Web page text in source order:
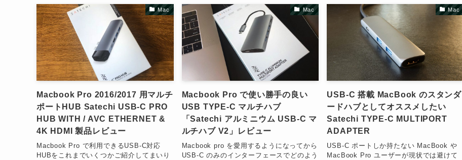
Mac
Macbook Pro 2016/2017 用マルチ
ポートHUB Satechi USB-C PRO
HUB WITH / AVC ETHERNET &
4K HDMI 製品レビュー
Macbook Pro で利用できるUSB-C対応
HUBをこれまでいくつかご紹介してまいり
Mac
Macbook Pro で使い勝手の良い
USB TYPE-C マルチハブ
「Satechi アルミニウム USB-C マ
ルチハブ V2」レビュー
Macbook pro を愛用するようになってから
USB-C のみのインターフェースでどのよう
Mac
USB-C 搭載 MacBook のスタンダ
ードハブとしてオススメしたい
Satechi TYPE-C MULTIPORT
ADAPTER
USB-C ポートしか持たない MacBook や
MacBook Pro ユーザーが現状では避けて